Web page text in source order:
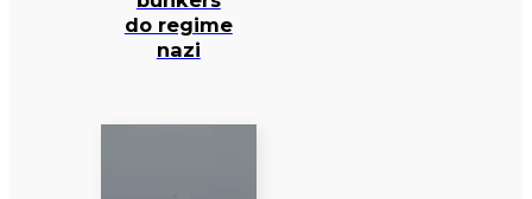
do regime
nazi